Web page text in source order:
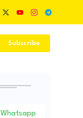
Subscribe
Whatsapp